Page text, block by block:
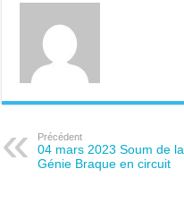
Précédent
04 mars 2023 Soum de la
Génie Braque en circuit